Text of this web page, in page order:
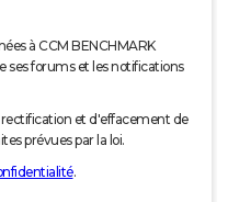
à CCM BENCHMARK
ses forums et les notifications
et d'effacement de
prévues par la loi.
.